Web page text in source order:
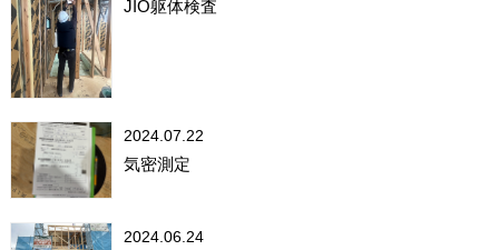
JIO躯体検査
2024.07.22
気密測定
2024.06.24